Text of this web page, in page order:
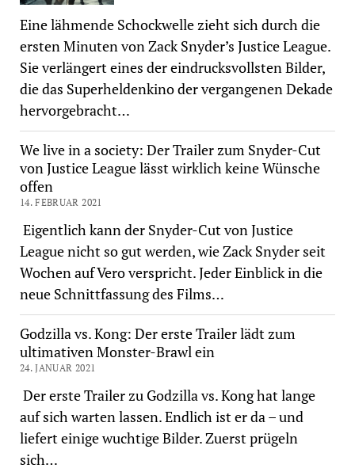
Eine lähmende Schockwelle zieht sich durch die
ersten Minuten von Zack Snyder’s Justice League.
Sie verlängert eines der eindrucksvollsten Bilder,
die das Superheldenkino der vergangenen Dekade
hervorgebracht…
We live in a society: Der Trailer zum Snyder-Cut
von Justice League lässt wirklich keine Wünsche
offen
14. FEBRUAR 2021
Eigentlich kann der Snyder-Cut von Justice
League nicht so gut werden, wie Zack Snyder seit
Wochen auf Vero verspricht. Jeder Einblick in die
neue Schnittfassung des Films…
Godzilla vs. Kong: Der erste Trailer lädt zum
ultimativen Monster-Brawl ein
24. JANUAR 2021
Der erste Trailer zu Godzilla vs. Kong hat lange
auf sich warten lassen. Endlich ist er da – und
liefert einige wuchtige Bilder. Zuerst prügeln
sich…